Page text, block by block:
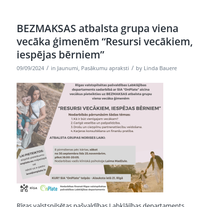
BEZMAKSAS atbalsta grupa viena
vecāka ģimenēm “Resursi vecākiem,
iespējas bērniem”
09/09/2024 / in Jaunumi, Pasākumu apraksti / by Linda Bauere